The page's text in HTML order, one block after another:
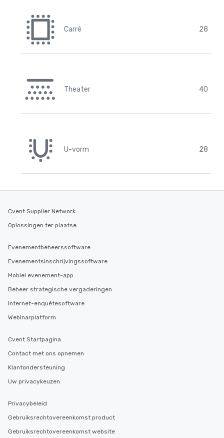
Carré 28
Theater 40
U-vorm 28
Cvent Supplier Network
Oplossingen ter plaatse
Evenementbeheerssoftware
Evenementsinschrijvingssoftware
Mobiel evenement-app
Beheer strategische vergaderingen
Internet-enquêtesoftware
Webinarplatform
Cvent Startpagina
Contact met ons opnemen
Klantondersteuning
Uw privacykeuzen
Privacybeleid
Gebruiksrechtovereenkomst product
Gebruiksrechtovereenkomst website